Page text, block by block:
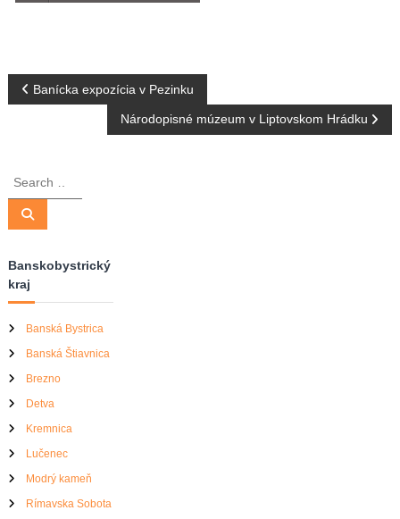
N
v
g
á
c
i
a
v
č
Banícka expozícia v Pezinku
Národopisné múzeum v Liptovskom Hrádku
r
h
f
o
r
S
h
Banskobystrický
kraj
Banská Bystrica
Banská Štiavnica
Brezno
Detva
Kremnica
Lučenec
Modrý kameň
Rímavska Sobota